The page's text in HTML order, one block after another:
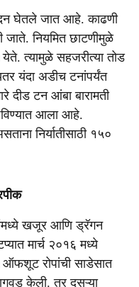
घेतले जात आहे. काढणी
नियमित छाटणीमुळे
येते. त्यामुळे सहजरीत्या तोड
यंदा अडीच टनांपर्यंत
दीड टन आंबा बारामती
आला आहे.
निर्यातीसाठी १५०
खजूर आणि ड्रॅगन
मार्च २०१६ मध्ये
ऑफशूट रोपांची साडेसात
केली. तर दुसऱ्या